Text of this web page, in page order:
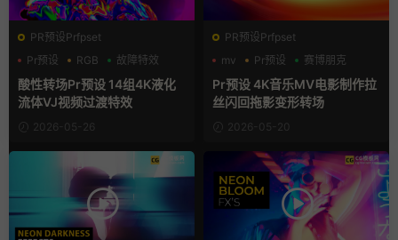
PR预设Prfpset
Pr预设
RGB 故障特效
酸性转场Pr预设 14组4K液化
流体VJ视频过渡特效
2026-05-26
PR预设Prfpset
mv
Pr预设 赛博朋克
Pr预设 4K音乐MV电影制作拉
丝闪回拖影变形转场
2026-05-20